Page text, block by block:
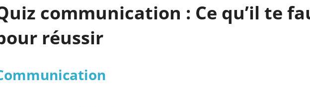
communication : Ce qu’il te
réussir